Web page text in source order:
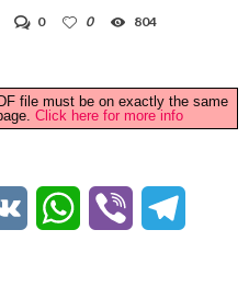
0 0 804
file must be on exactly the same
Click here for more info
VK WhatsApp
Viber